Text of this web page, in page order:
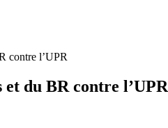
contre l’UPR
et du BR contre l’UPR